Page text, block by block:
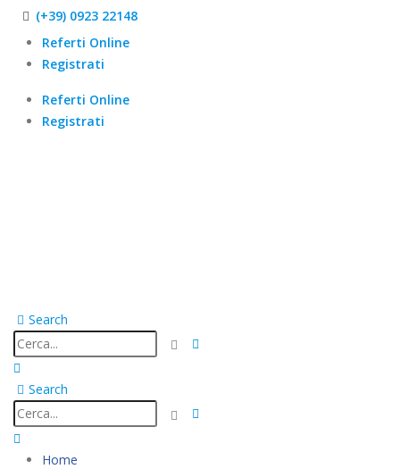
(+39) 0923 22148
Referti Online
Registrati
Referti Online
Registrati
Search
Search
Home